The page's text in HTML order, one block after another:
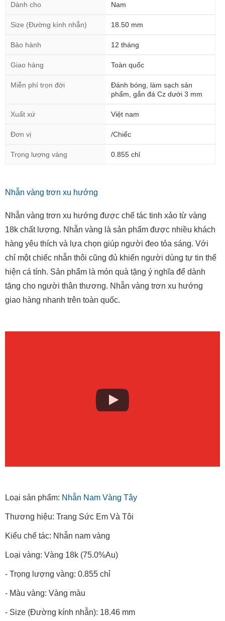
Dành cho Nam
Size (Đường kính nhẫn) 18.50 mm
Bảo hành 12 tháng
Giao hàng Toàn quốc
Miễn phí trọn đời
Đánh bóng, làm sạch sản
phẩm, gắn đá Cz dưới 3 mm
Xuất xứ Việt nam
Đơn vị /Chiếc
Trọng lượng vàng 0.855 chỉ
Nhẫn vàng trơn xu hướng
Nhẫn vàng trơn xu hướng được chế tác tinh xảo từ vàng
18k chất lượng. Nhẫn vàng là sản phẩm được nhiều khách
hàng yêu thích và lựa chọn giúp người đeo tỏa sáng. Với
chỉ một chiếc nhẫn thôi cũng đủ khiến người dùng tự tin thể
hiện cá tính. Sản phẩm là món quà tặng ý nghĩa để dành
tặng cho người thân thương. Nhẫn vàng trơn xu hướng
giao hàng nhanh trên toàn quốc.
Loại sản phẩm: Nhẫn Nam Vàng Tây
Thương hiệu: Trang Sức Em Và Tôi
Kiểu chế tác: Nhẫn nam vàng
Loại vàng: Vàng 18k (75.0%Au)
- Trọng lượng vàng: 0.855 chỉ
- Màu vàng: Vàng màu
- Size (Đường kính nhẫn): 18.46 mm